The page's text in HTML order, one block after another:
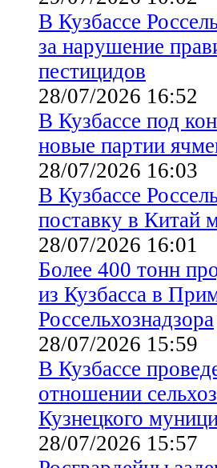
В Кузбассе
за нарушение
пестицидов
28/07/2026 16:52
В Кузбассе под
новые партии
28/07/2026 16:03
В Кузбассе
поставку в Китай
28/07/2026 16:01
Более 400 тонн
из Кузбасса в
Россельхознадзора
28/07/2026 15:59
В Кузбассе
отношении
Кузнецкого
28/07/2026 15:57